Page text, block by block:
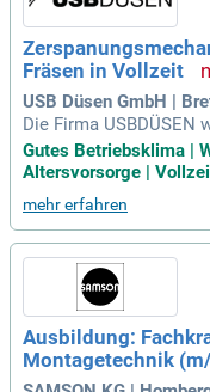
Fräsen in Vollzeit
USB Düsen GmbH |
Die Firma USBDÜSEN
st ein Hersteller von
lschneidern sowie
menssitz befindet sich
Gutes Betriebsklima |
Altersvorsorge |
mehr erfahren
Ausbildung:
Montagetechnik